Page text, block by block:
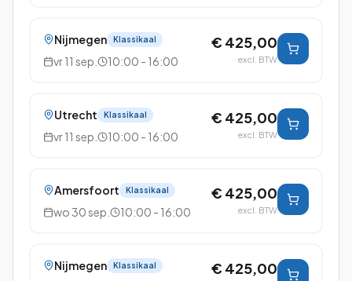
Nijmegen Klassikaal
vr 11 sep. 10:00 - 16:00
€ 425,00
excl. BTW
Utrecht Klassikaal
vr 11 sep. 10:00 - 16:00
€ 425,00
excl. BTW
Amersfoort Klassikaal
wo 30 sep. 10:00 - 16:00
€ 425,00
excl. BTW
Nijmegen Klassikaal € 425,00